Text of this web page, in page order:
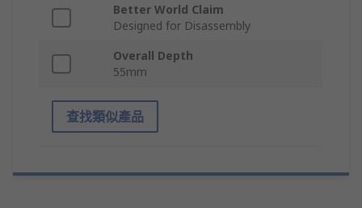
Better World Claim
Designed for Disassembly
Overall Depth
55mm
查找類似產品